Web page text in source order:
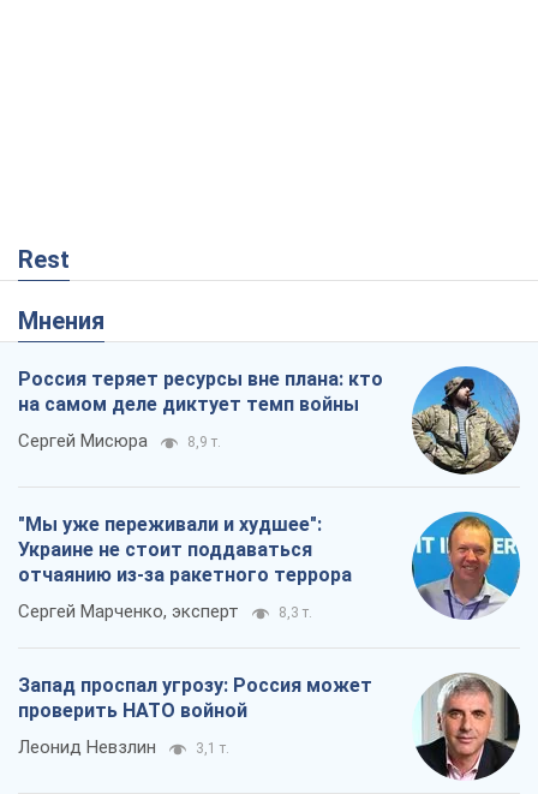
Rest
Мнения
Россия теряет ресурсы вне плана: кто
на самом деле диктует темп войны
Сергей Мисюра 8,9 т.
"Мы уже переживали и худшее":
Украине не стоит поддаваться
отчаянию из-за ракетного террора
Сергей Марченко, эксперт 8,3 т.
Запад проспал угрозу: Россия может
проверить НАТО войной
Леонид Невзлин 3,1 т.